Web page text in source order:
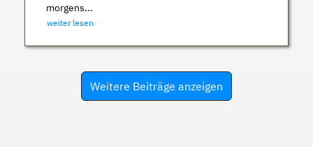
morgens...
weiter lesen
Weitere Beiträge anzeigen